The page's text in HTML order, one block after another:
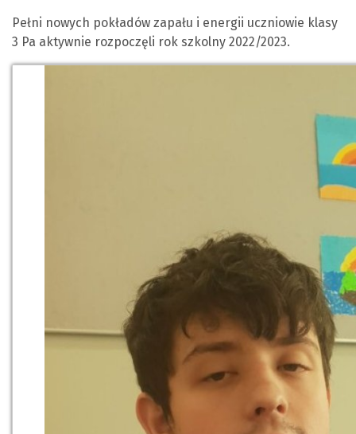
Pełni nowych pokładów zapału i energii uczniowie klasy
3 Pa aktywnie rozpoczęli rok szkolny 2022/2023.